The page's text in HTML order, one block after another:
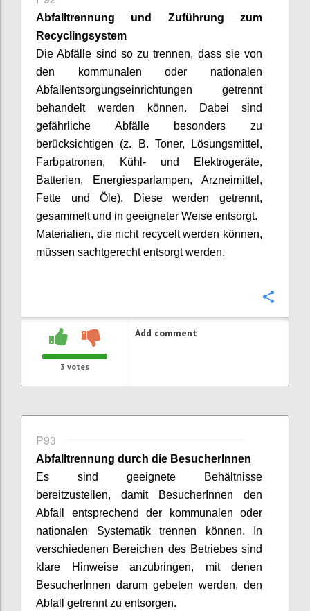
Abfalltrennung und Zuführung zum
Recyclingsystem
Die Abfälle sind so zu trennen, dass sie von
den kommunalen oder nationalen
Abfallentsorgungseinrichtungen getrennt
behandelt werden können. Dabei sind
gefährliche Abfälle besonders zu
berücksichtigen (z. B. Toner, Lösungsmittel,
Farbpatronen, Kühl- und Elektrogeräte,
Batterien, Energiesparlampen, Arzneimittel,
Fette und Öle). Diese werden getrennt,
gesammelt und in geeigneter Weise entsorgt.
Materialien, die nicht recycelt werden können,
müssen sachtgerechtentsorgt werden.
3 votes
Add comment
P93
Abfalltrennung durch die BesucherInnen
Es sind geeignete Behältnisse
bereitzustellen, damit
BesucherInnen den
Abfall entsprechend der kommunalen oder
nationalen Systematik trennen können. In
verschiedenen Bereichen des Betriebes sind
klare Hinweise anzubringen, mit denen
BesucherInnen darum gebeten werden, den
Abfall getrennt zu entsorgen.